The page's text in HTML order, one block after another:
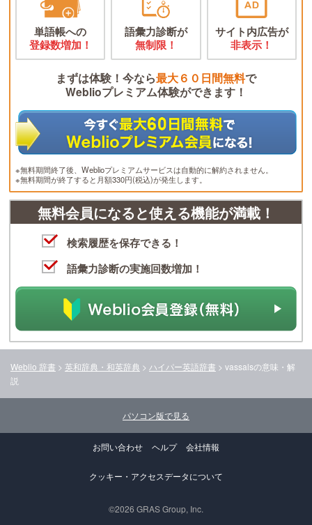
単語帳への
登録数増加！
語彙力診断が
無制限！
サイト内広告が
非表示！
まずは体験！今なら最大６０日間無料で
Weblioプレミアム体験ができます！
※無料期間終了後、Weblioプレミアムサービスは自動的に解約されません。
※無料期間が終了すると月額330円(税込)が発生します。
無料会員になると使える機能が満載！
検索履歴を保存できる！
語彙力診断の実施回数増加！
Weblio 辞書 > 英和辞典・和英辞典 > ハイパー英語辞書 > vassalsの意味・解
説
パソコン版で見る
お問い合わせ ヘルプ 会社情報
クッキー・アクセスデータについて
©2026 GRAS Group, Inc.